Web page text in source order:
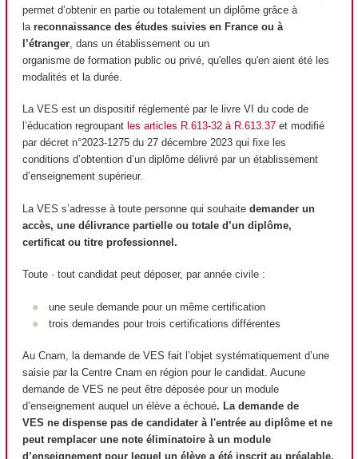
permet d’obtenir en partie ou totalement un diplôme grâce à
la reconnaissance des études suivies en France ou à
l’étranger , dans un établissement ou un
organisme de formation public ou privé, qu'elles qu'en aient été les
modalités et la durée.
La VES est un dispositif réglementé par le livre VI du code de
l’éducation regroupant les articles R.613-32 à R.613.37 et modifié
par décret n°2023-1275 du 27 décembre 2023 qui fixe les
conditions d’obtention d’un diplôme délivré par un établissement
d’enseignement supérieur.
La VES s’adresse à toute personne qui souhaite demander un
accès, une délivrance partielle ou totale d’un diplôme,
certificat ou titre professionnel.
Toute · tout candidat peut déposer, par année civile :
une seule demande pour un même certification
trois demandes pour trois certifications différentes
Au Cnam, la demande de VES fait l’objet systématiquement d’une
saisie par la Centre Cnam en région pour le candidat. Aucune
demande de VES ne peut être déposée pour un module
d’enseignement auquel un élève a échoué. La demande de
VES ne dispense pas de candidater à l'entrée au diplôme etne
peut remplacer une note éliminatoire à un module
d’enseignement pour lequel un élève a été inscrit au préalable.